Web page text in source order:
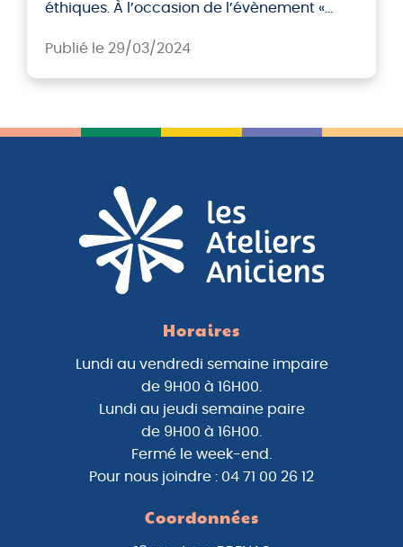
éthiques. À l’occasion de l’évènement «
25 au 29 mars 2024 sur l’ensemble des
territoires expérimentaux, les Entreprises à
Publié le 29/03/2024
Horaires
Lundi au vendredi semaine impaire
de 9H00 à 16H00.
Lundi au jeudi semaine paire
de 9H00 à 16H00.
Fermé le week-end.
Pour nous joindre : 04 71 00 26 12
Coordonnées